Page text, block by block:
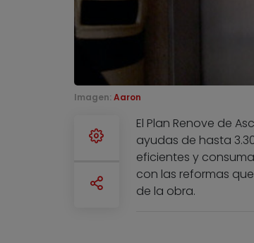
Imagen: Aaron
El Plan Renove de
ayudas de hasta
eficientes y
con las reformas
de la obra.